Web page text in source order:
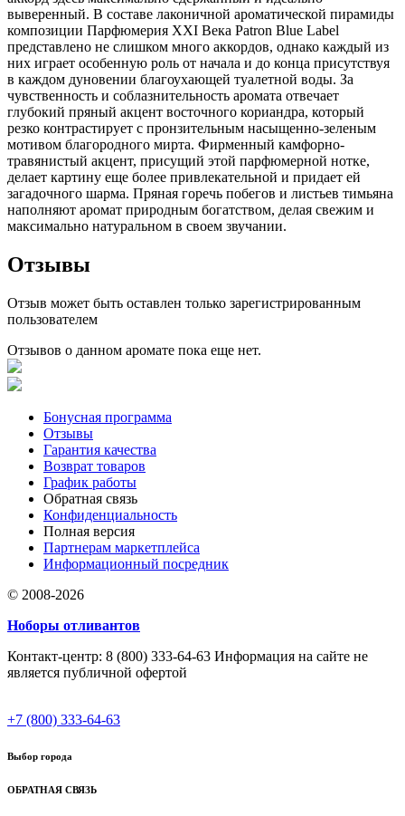
выверенный. В составе лаконичной ароматической пирамиды
композиции Парфюмерия XXI Века Patron Blue Label
представлено не слишком много аккордов, однако каждый из
них играет особенную роль от начала и до конца присутствуя
в каждом дуновении благоухающей туалетной воды. За
чувственность и соблазнительность аромата отвечает
глубокий пряный акцент восточного кориандра, который
резко контрастирует с пронзительным насыщенно-зеленым
мотивом благородного мирта. Фирменный камфорно-
травянистый акцент, присущий этой парфюмерной нотке,
делает картину еще более привлекательной и придает ей
загадочного шарма. Пряная горечь побегов и листьев тимьяна
наполняют аромат природным богатством, делая свежим и
максимально натуральном в своем звучании.
Отзывы
Отзыв может быть оставлен только зарегистрированным
пользователем
Отзывов о данном аромате пока еще нет.
Бонусная программа
Отзывы
Гарантия качества
Возврат товаров
График работы
Обратная связь
Конфиденциальность
Полная версия
Партнерам маркетплейса
Информационный посредник
© 2008-2026
Ноборы отливантов
Контакт-центр: 8 (800) 333-64-63 Информация на сайте не
является публичной офертой
+7 (800) 333-64-63
Выбор города
ОБРАТНАЯ СВЯЗЬ